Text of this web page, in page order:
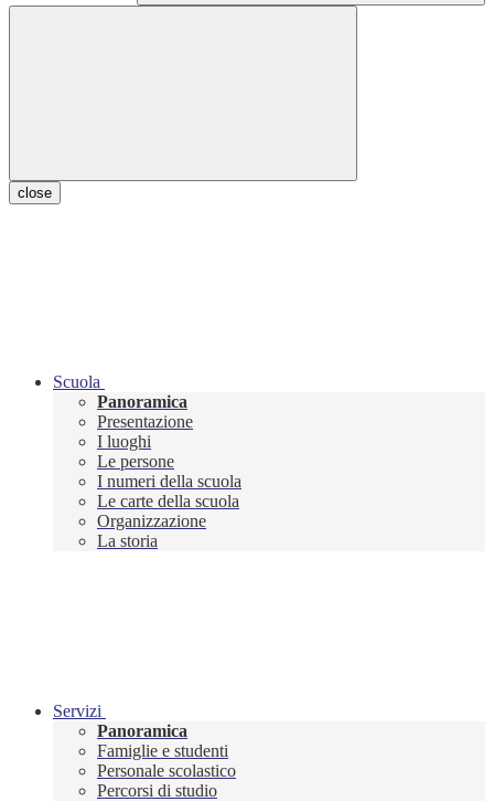
close
Scuola
Panoramica
Presentazione
I luoghi
Le persone
I numeri della scuola
Le carte della scuola
Organizzazione
La storia
Servizi
Panoramica
Famiglie e studenti
Personale scolastico
Percorsi di studio